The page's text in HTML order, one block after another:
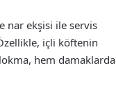
nar ekşisi ile servis
içli köftenin
hem damaklarda